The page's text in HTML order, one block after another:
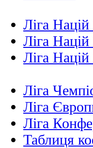
Ліга
Ліга
Ліга
Ліга
Ліга
Ліга
Таблиця